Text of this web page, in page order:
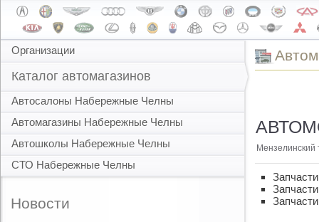
Организации
Каталог автомагазинов
Автосалоны Набережные Челны
Автомагазины Набережные Челны
Автошколы Набережные Челны
СТО Набережные Челны
Новости
Мензелинский